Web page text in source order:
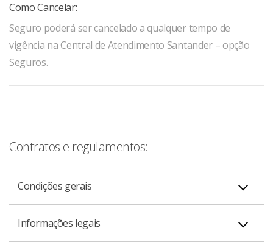
Como Cancelar:
Seguro poderá ser cancelado a qualquer tempo de
vigência na Central de Atendimento Santander – opção
Seguros.
Contratos e regulamentos:
Condições gerais
Informações legais